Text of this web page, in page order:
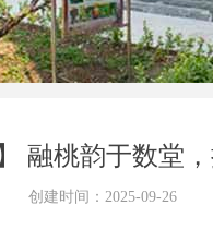
融桃韵于数堂
创建时间： 2025-09-26